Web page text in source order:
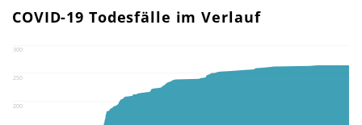
COVID-19 Todesfälle im Verlauf
200
250
300